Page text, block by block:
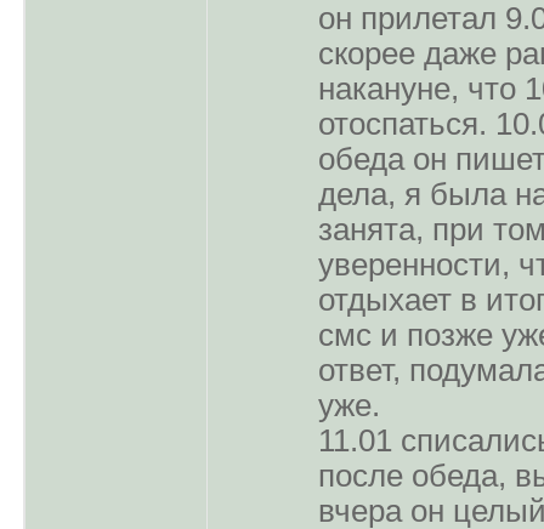
он прилетал
скорее даже
накануне, что
отоспаться.
обеда он
дела, я была
занята, при
уверенности,
отдыхает в
смс и позже
ответ,
уже.
11.01
после обеда,
вчера он